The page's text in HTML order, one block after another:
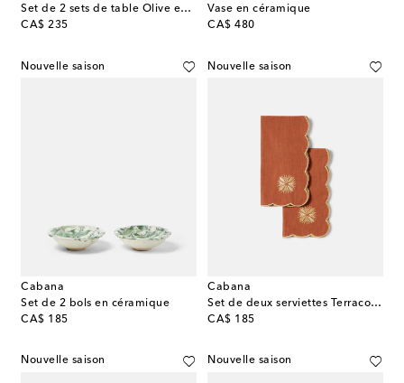
Set de 2 sets de table Olive en lin et coton
CA$ 235
original price
Vase en céramique
CA$ 480
original price
Nouvelle saison
Cabana
Set de 2 bols en céramique
CA$ 185
original price
Nouvelle saison
Cabana
Set de deux serviettes Terracotta en lin et coton
CA$ 185
original price
Nouvelle saison Nouvelle saison